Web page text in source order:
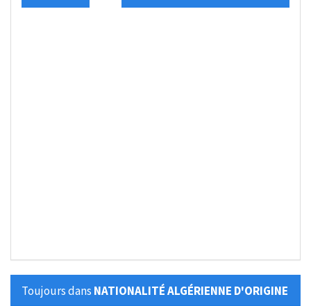
Toujours dans NATIONALITÉ ALGÉRIENNE D'ORIGINE